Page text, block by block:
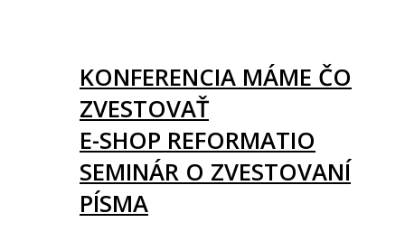
KONFERENCIA MÁME ČO
ZVESTOVAŤ
E-SHOP REFORMATIO
SEMINÁR O ZVESTOVANÍ
PÍSMA